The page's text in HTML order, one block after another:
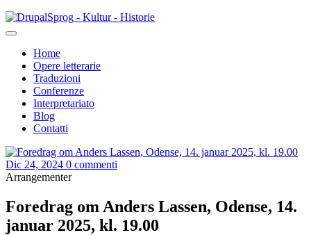
Salta
al
principale
Sprog - Kultur - Historie
Primær
navigation
Home
Opere letterarie
Traduzioni
Conferenze
Interpretariato
Blog
Contatti
Dic 24, 2024 0 commenti
Arrangementer
Foredrag om Anders Lassen, Odense, 14.
januar 2025, kl. 19.00